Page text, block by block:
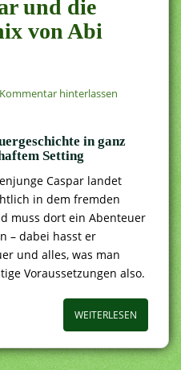
und die
von Abi
Kommentar hinterlassen
in ganz
Setting
Caspar landet
in dem fremden
muss dort ein Abenteuer
– dabei hasst er
und alles, was man
Voraussetzungen also.
WEITERLESEN